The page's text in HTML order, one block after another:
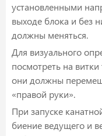
установленными
выходе блока и без
должны меняться.
Для визуального
посмотреть на
они должны
«правой руки».
При запуске
биение ведущего и